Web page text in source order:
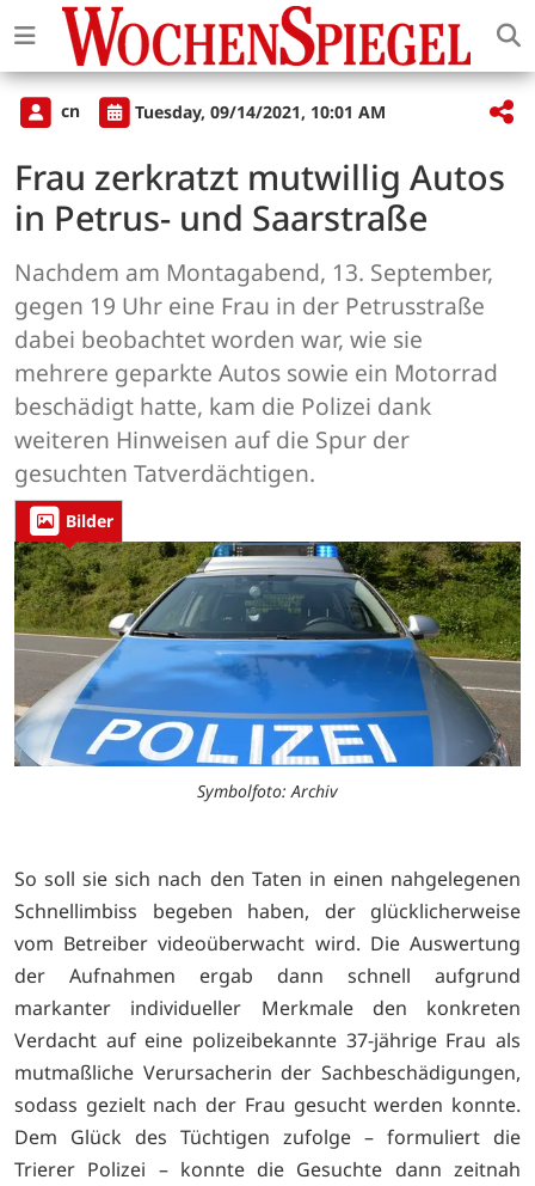
cn Tuesday, 09/14/2021, 10:01 AM
Frau zerkratzt mutwillig Autos
in Petrus- und Saarstraße
Nachdem am Montagabend, 13. September,
gegen 19 Uhr eine Frau in der Petrusstraße
dabei beobachtet worden war, wie sie
mehrere geparkte Autos sowie ein Motorrad
beschädigt hatte, kam die Polizei dank
weiteren Hinweisen auf die Spur der
gesuchten Tatverdächtigen.
Bilder
Symbolfoto: Archiv
So soll sie sich nach den Taten in einen nahgelegenen
Schnellimbiss begeben haben, der glücklicherweise
vom Betreiber videoüberwacht wird. Die Auswertung
der Aufnahmen ergab dann schnell aufgrund
markanter individueller Merkmale den konkreten
Verdacht auf eine polizeibekannte 37-jährige Frau als
mutmaßliche Verursacherin der Sachbeschädigungen,
sodass gezielt nach der Frau gesucht werden konnte.
Dem Glück des Tüchtigen zufolge – formuliert die
Trierer Polizei – konnte die Gesuchte dann zeitnah